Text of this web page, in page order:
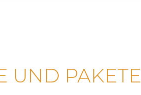
UND PAKETE